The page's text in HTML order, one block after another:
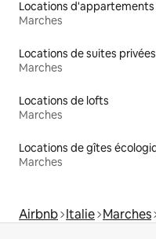
Locations d'appartements
Marches
Locations de suites privées
Marches
Locations de lofts
Marches
Marches
Airbnb Italie Marches